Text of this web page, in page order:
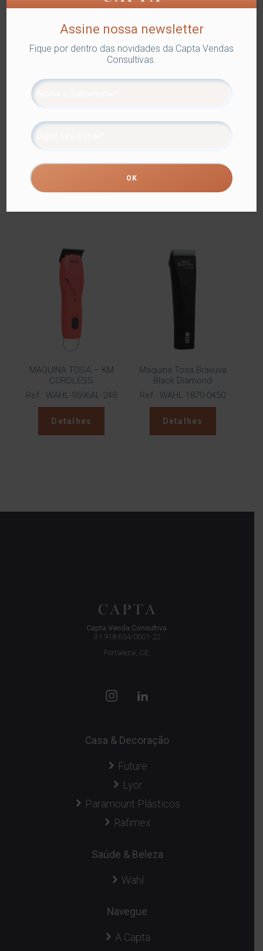
MÁQUINA PARA TOSA –
SHOWPRO DOG CLIPPER
Ref.: WAHL-9265-2055PA
Detalhes
MÁQUINA PARA TOSA –
Ref.: WAHL-9265-2048PA
Detalhes
MAQUINA TOSA – KM
CORDLESS
Ref.: WAHL-9596AL-248
Detalhes
Maquina Tosa Bravuva
Black Diamond
Ref.: WAHL-1870-0450
Detalhes
Capta Venda Consultiva.
31.918.654/0001-22
Fortaleza, CE,
Casa & Decoração
Future
Lyor
Paramount Plásticos
Rafimex
Saúde & Beleza
Wahl
Navegue
A Capta
Assine nossa newsletter
Fique por dentro das novidades da Capta Vendas
Consultivas.